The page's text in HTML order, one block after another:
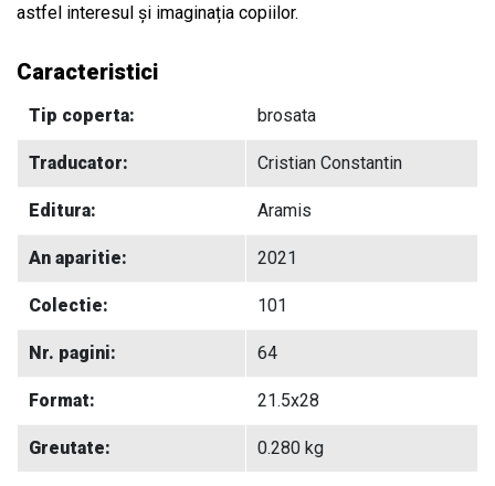
astfel interesul și imaginația copiilor.
Caracteristici
Tip coperta: brosata
Traducator: Cristian Constantin
Editura: Aramis
An aparitie: 2021
Colectie: 101
Nr. pagini: 64
Format: 21.5x28
Greutate: 0.280 kg